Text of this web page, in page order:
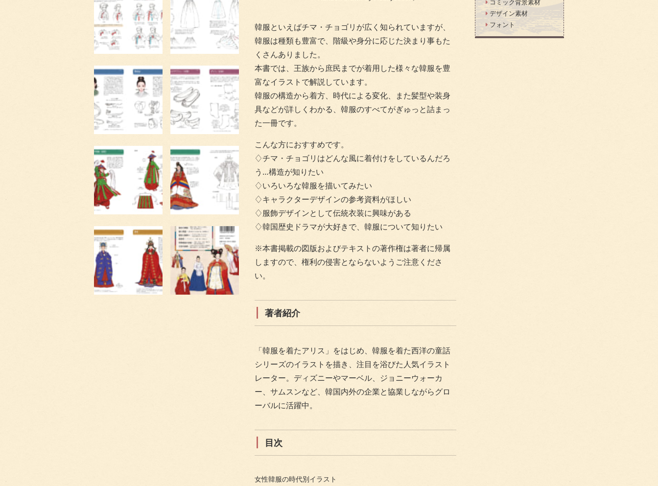
韓服といえばチマ・チョゴリが広く知られていますが、
韓服は種類も豊富で、階級や身分に応じた決まり事もた
くさんありました。
本書では、王族から庶民までが着用した様々な韓服を豊
富なイラストで解説しています。
韓服の構造から着方、時代による変化、また髪型や装身
具などが詳しくわかる、韓服のすべてがぎゅっと詰まっ
た一冊です。
こんな方におすすめです。
♢チマ・チョゴリはどんな風に着付けをしているんだろ
う…構造が知りたい
♢いろいろな韓服を描いてみたい
♢キャラクターデザインの参考資料がほしい
♢服飾デザインとして伝統衣装に興味がある
♢韓国歴史ドラマが大好きで、韓服について知りたい
※本書掲載の図版およびテキストの著作権は著者に帰属
しますので、権利の侵害とならないようご注意くださ
い。
著者紹介
「韓服を着たアリス」をはじめ、韓服を着た西洋の童話
シリーズのイラストを描き、注目を浴びた人気イラスト
レーター。ディズニーやマーベル、ジョニーウォーカ
ー、サムスンなど、韓国内外の企業と協業しながらグロ
ーバルに活躍中。
目次
女性韓服の時代別イラスト
コミック背景素材
デザイン素材
フォント